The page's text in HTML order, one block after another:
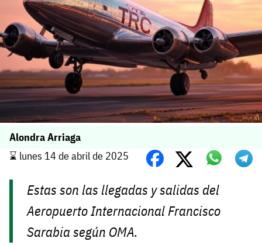
Alondra Arriaga
⌛️ lunes 14 de abril de 2025
Estas son las llegadas y salidas del
Aeropuerto Internacional Francisco
Sarabia según OMA.